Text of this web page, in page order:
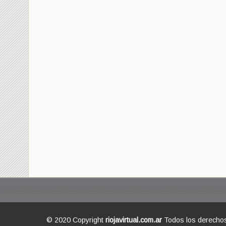
© 2020 Copyright riojavirtual.com.ar Todos los